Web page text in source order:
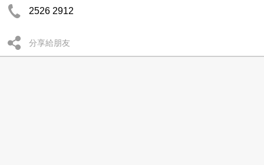
2526 2912
分享給朋友